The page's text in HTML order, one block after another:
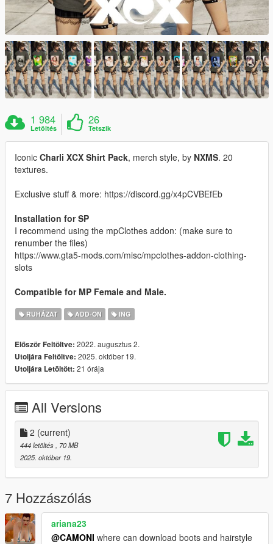
1 984
Letöltés
26
Tetszik
Iconic Charli XCX Shirt Pack, merch style, by NXMS. 20
textures.
Exclusive stuff & more: https://discord.gg/x4pCVBEfEb
Installation for SP
I recommend using the mpClothes addon: (make sure to
renumber the files)
https://www.gta5-mods.com/misc/mpclothes-addon-clothing-
slots
Compatible for MP Female and Male.
RUHÁZAT ADD-ON ING
Először Feltöltve: 2022. augusztus 2.
Utoljára Feltöltve: 2025. október 19.
Utoljára Letöltött: 21 órája
All Versions
2 (current)
444 letöltés, 70 MB
2025. október 19.
7 Hozzászólás
ariana23
@CAMONI where can download boots and hairstyle